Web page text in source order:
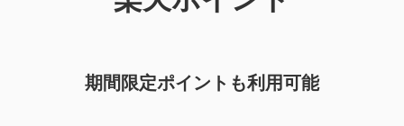
期間限定ポイントも利用可能